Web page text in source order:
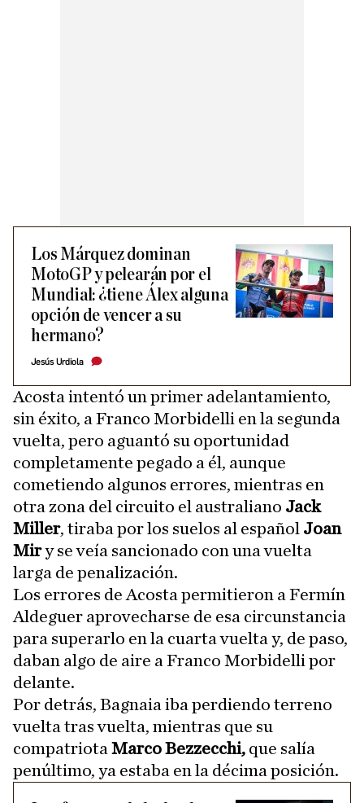
Los Márquez dominan
MotoGP y pelearán por el
Mundial: ¿tiene Álex alguna
opción de vencer a su
hermano?
Jesús Urdiola
Acosta intentó un primer adelantamiento,
sin éxito, a Franco Morbidelli en la segunda
vuelta, pero aguantó su oportunidad
completamente pegado a él, aunque
cometiendo algunos errores, mientras en
otra zona del circuito el australiano Jack
Miller, tiraba por los suelos al español Joan
Miry se veía sancionado con una vuelta
larga de penalización.
Los errores de Acosta permitieron a Fermín
Aldeguer aprovecharse de esa circunstancia
para superarlo en la cuarta vuelta y, de paso,
daban algo de aire a Franco Morbidelli por
delante.
Por detrás, Bagnaia iba perdiendo terreno
vuelta tras vuelta, mientras que su
compatriota Marco Bezzecchi, que salía
penúltimo, ya estaba en la décima posición.